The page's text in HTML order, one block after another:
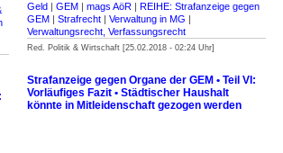
Geld | GEM | mags AöR | REIHE: Strafanzeige gegen
GEM | Strafrecht | Verwaltung in MG |
Verwaltungsrecht, Verfassungsrecht
Red. Politik & Wirtschaft [25.02.2018 - 02:24 Uhr]
Strafanzeige gegen Organe der GEM • Teil VI:
Vorläufiges Fazit • Städtischer Haushalt
könnte in Mitleidenschaft gezogen werden